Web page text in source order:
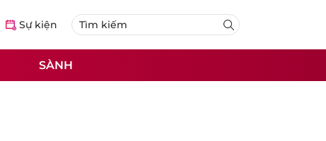
Sự kiện
SÀNH